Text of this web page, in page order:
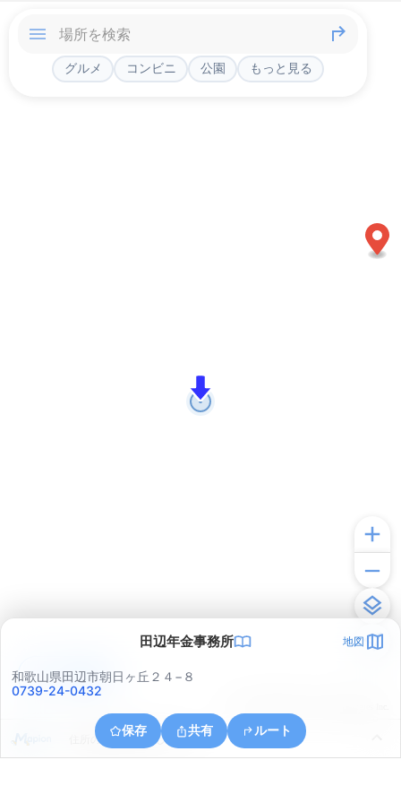
グルメ コンビニ 公園 もっと見る
田辺年金事務所 地図
和歌山県田辺市朝日ヶ丘２４−８
0739-24-0432
保存 共有 ルート
住所の取得に失敗しました
アプリで見る